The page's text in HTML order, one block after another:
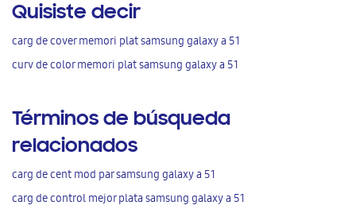
Quisiste decir
carg de cover memori plat samsung galaxy a 51
curv de color memori plat samsung galaxy a 51
Términos de búsqueda
relacionados
carg de cent mod par samsung galaxy a 51
carg de control mejor plata samsung galaxy a 51